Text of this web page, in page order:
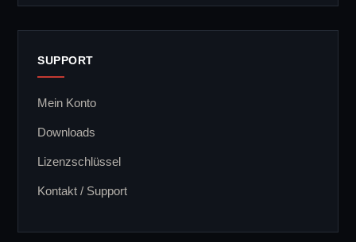
SUPPORT
Mein Konto
Downloads
Lizenzschlüssel
Kontakt / Support